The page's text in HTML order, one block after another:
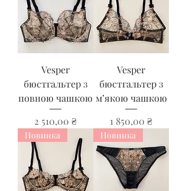
Vesper
бюстгальтер з
повною чашкою
Ціна
2 510,00 ₴
Vesper
бюстгальтер з
м’якою чашкою
Ціна
1 850,00 ₴
Новинка Новинка